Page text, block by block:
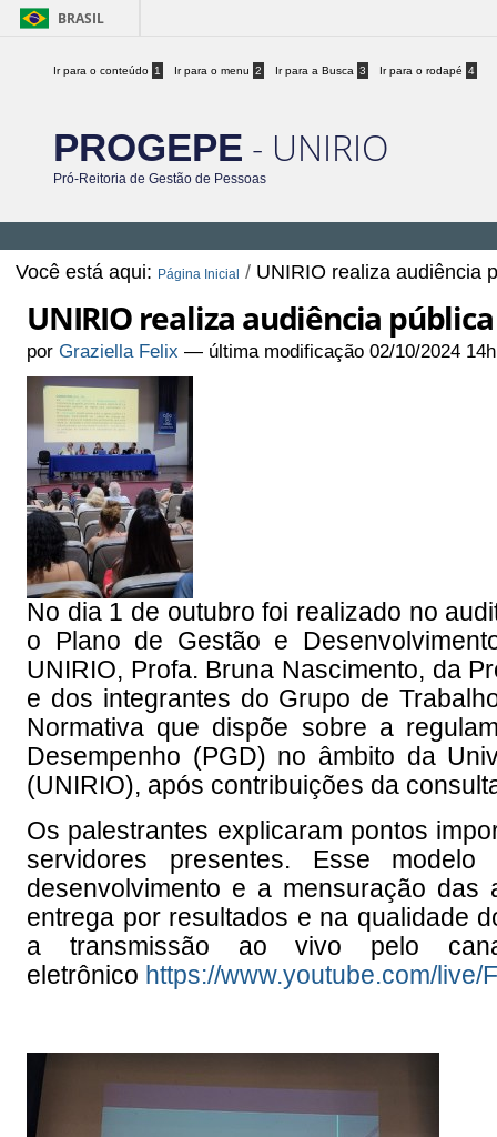
BRASIL
Ir para o conteúdo 1 Ir para o menu 2 Ir para a Busca 3 Ir para o rodapé 4
PROGEPE - UNIRIO
Pró-Reitoria de Gestão de Pessoas
Você está aqui: Página Inicial / UNIRIO realiza audiência
UNIRIO realiza audiência pública
porGraziella Felix — última modificação 02/10/2024
No dia 1 de outubro foi realizado no
o Plano de Gestão e
UNIRIO, Profa. Bruna Nascimento, da
e dos integrantes do Grupo de
Normativa que dispõe sobre a
Desempenho (PGD) no âmbito da
(UNIRIO), após contribuições da
Os palestrantes explicaram pontos
servidores presentes. Esse
desenvolvimento e a mensuração
entrega por resultados e na qualidade
a transmissão ao vivo pelo
eletrônico https://www.youtube.com/